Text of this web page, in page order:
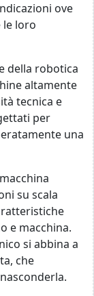
ove
le loro
della robotica
altamente
tecnica e
per
una
su scala
e macchina.
si abbina a
che